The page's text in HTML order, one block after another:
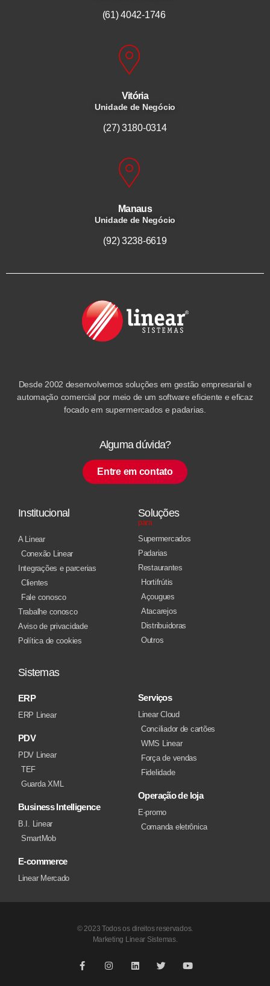
(61) 4042-1746
Vitória
Unidade de Negócio
(27) 3180-0314
Manaus
Unidade de Negócio
(92) 3238-6619
Desde 2002 desenvolvemos soluções em gestão empresarial e
automação comercial por meio de um software eficiente e eficaz
focado em supermercados e padarias.
Alguma dúvida?
Entre em contato
Institucional
A Linear
Conexão Linear
Integrações e parcerias
Clientes
Fale conosco
Trabalhe conosco
Aviso de privacidade
Política de cookies
Soluções
para
Supermercados
Padarias
Restaurantes
Hortifrútis
Açougues
Atacarejos
Distribuidoras
Outros
Sistemas
ERP
ERP Linear
PDV
PDV Linear
TEF
Guarda XML
Business Intelligence
B.I. Linear
SmartMob
E-commerce
Linear Mercado
Serviços
Linear Cloud
Conciliador de cartões
WMS Linear
Força de vendas
Fidelidade
Operação de loja
E-promo
Comanda eletrônica
© 2023 Todos os direitos reservados.
Marketing Linear Sistemas.